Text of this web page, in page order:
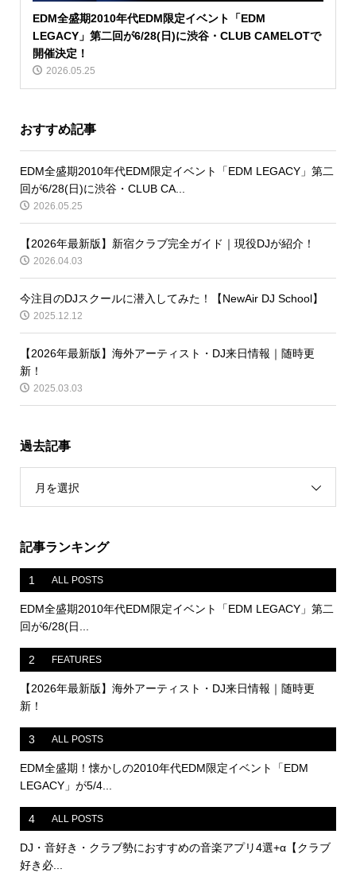
EDM全盛期2010年代EDM限定イベント「EDM
LEGACY」第二回が6/28(日)に渋谷・CLUB CAMELOTで
開催決定！
2026.05.25
おすすめ記事
EDM全盛期2010年代EDM限定イベント「EDM LEGACY」第二
回が6/28(日)に渋谷・CLUB CA...
2026.05.25
【2026年最新版】新宿クラブ完全ガイド｜現役DJが紹介！
2026.04.03
今注目のDJスクールに潜入してみた！【NewAir DJ School】
2025.12.12
【2026年最新版】海外アーティスト・DJ来日情報｜随時更
新！
2025.03.03
過去記事
月を選択
記事ランキング
1 ALL POSTS
EDM全盛期2010年代EDM限定イベント「EDM LEGACY」第二
回が6/28(日...
2 FEATURES
【2026年最新版】海外アーティスト・DJ来日情報｜随時更
新！
3 ALL POSTS
EDM全盛期！懐かしの2010年代EDM限定イベント「EDM
LEGACY」が5/4...
4 ALL POSTS
DJ・音好き・クラブ勢におすすめの音楽アプリ4選+α【クラブ
好き必...